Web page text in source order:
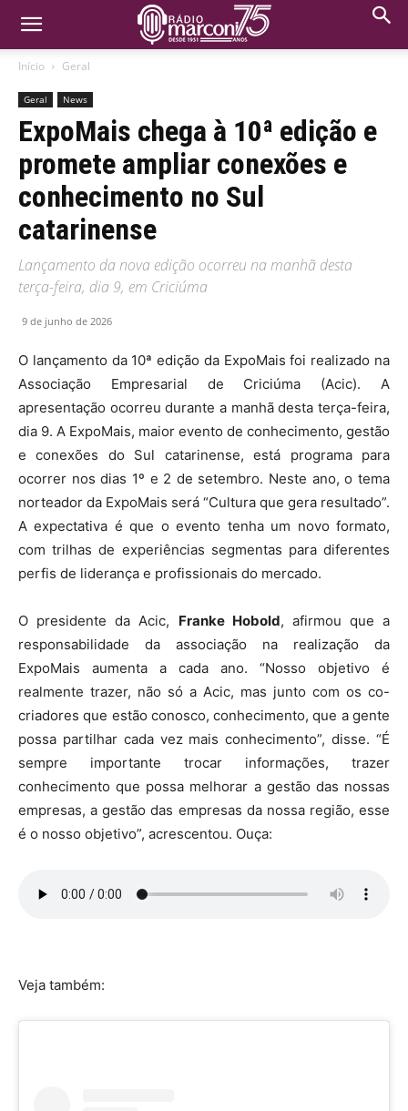
Início Geral
Geral News
ExpoMais chega à 10ª edição e
promete ampliar conexões e
conhecimento no Sul
catarinense
Lançamento da nova edição ocorreu na manhã desta
terça-feira, dia 9, em Criciúma
9 de junho de 2026
O lançamento da 10ª edição da ExpoMais foi realizado na
Associação Empresarial de Criciúma (Acic). A
apresentação ocorreu durante a manhã desta terça-feira,
dia 9. A ExpoMais, maior evento de conhecimento, gestão
e conexões do Sul catarinense, está programa para
ocorrer nos dias 1º e 2 de setembro. Neste ano, o tema
norteador da ExpoMais será “Cultura que gera resultado”.
A expectativa é que o evento tenha um novo formato,
com trilhas de experiências segmentas para diferentes
perfis de liderança e profissionais do mercado.
O presidente da Acic, Franke Hobold, afirmou que a
responsabilidade da associação na realização da
ExpoMais aumenta a cada ano. “Nosso objetivo é
realmente trazer, não só a Acic, mas junto com os co-
criadores que estão conosco, conhecimento, que a gente
possa partilhar cada vez mais conhecimento”, disse. “É
sempre importante trocar informações, trazer
conhecimento que possa melhorar a gestão das nossas
empresas, a gestão das empresas da nossa região, esse
é o nosso objetivo”, acrescentou. Ouça:
Veja também: